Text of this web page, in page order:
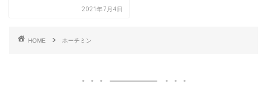
2021年7月4日
HOME ホーチミン